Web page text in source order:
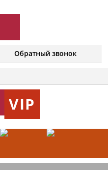
Обратный звонок
VIP